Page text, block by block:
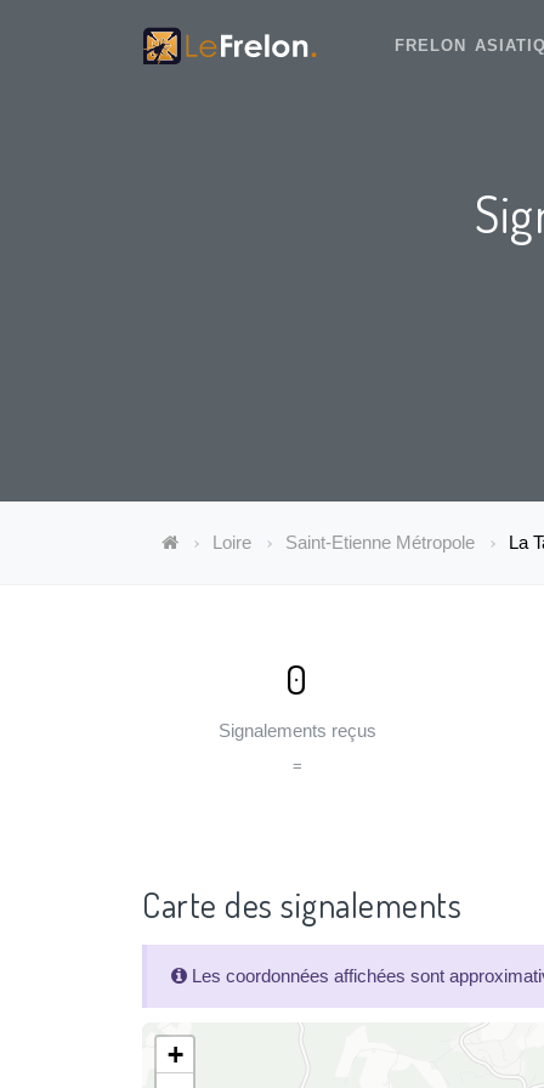
FRELON
Loire Saint-Etienne Métropole La
0
Signalements reçus
=
Carte des signalements
Les coordonnées affichées sont
+